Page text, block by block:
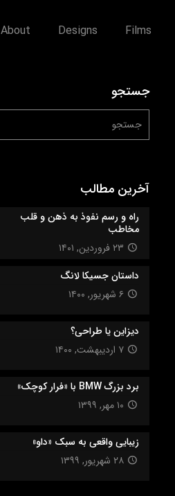
Films
Designs
About
جستجو
آخرین مطالب
راه‌‌ و‌ رسم نفوذ به ذهن و قلب
مخاطب
۲۳ فروردین, ۱۴۰۱
داستان جسیکا لانگ
۶ شهریور, ۱۴۰۰
دیزاین یا طراحی؟
۷ اردیبهشت, ۱۴۰۰
برد بزرگ BMW با «فرار کوچک»
۱۰ مهر, ۱۳۹۹
زیبایی واقعی به سبک «داو»
۲۸ شهریور, ۱۳۹۹